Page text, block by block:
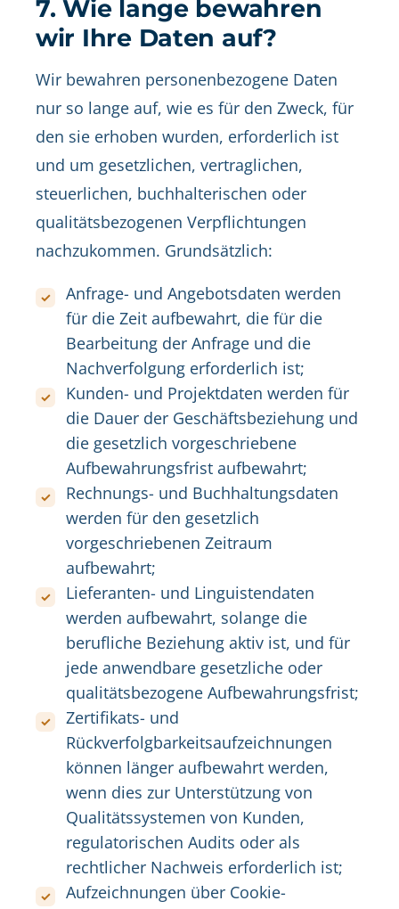
7. Wie lange bewahren
wir Ihre Daten auf?
Wir bewahren personenbezogene Daten
nur so lange auf, wie es für den Zweck, für
den sie erhoben wurden, erforderlich ist
und um gesetzlichen, vertraglichen,
steuerlichen, buchhalterischen oder
qualitätsbezogenen Verpflichtungen
nachzukommen. Grundsätzlich:
Anfrage- und Angebotsdaten werden
für die Zeit aufbewahrt, die für die
Bearbeitung der Anfrage und die
Nachverfolgung erforderlich ist;
Kunden- und Projektdaten werden für
die Dauer der Geschäftsbeziehung und
die gesetzlich vorgeschriebene
Aufbewahrungsfrist aufbewahrt;
Rechnungs- und Buchhaltungsdaten
werden für den gesetzlich
vorgeschriebenen Zeitraum
aufbewahrt;
Lieferanten- und Linguistendaten
werden aufbewahrt, solange die
berufliche Beziehung aktiv ist, und für
jede anwendbare gesetzliche oder
qualitätsbezogene Aufbewahrungsfrist;
Zertifikats- und
Rückverfolgbarkeitsaufzeichnungen
können länger aufbewahrt werden,
wenn dies zur Unterstützung von
Qualitätssystemen von Kunden,
regulatorischen Audits oder als
rechtlicher Nachweis erforderlich ist;
Aufzeichnungen über Cookie-